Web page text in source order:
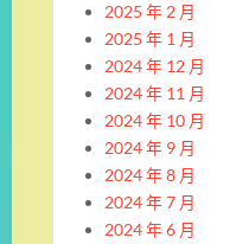
2025 年 2 月
2025 年 1 月
2024 年 12 月
2024 年 11 月
2024 年 10 月
2024 年 9 月
2024 年 8 月
2024 年 7 月
2024 年 6 月